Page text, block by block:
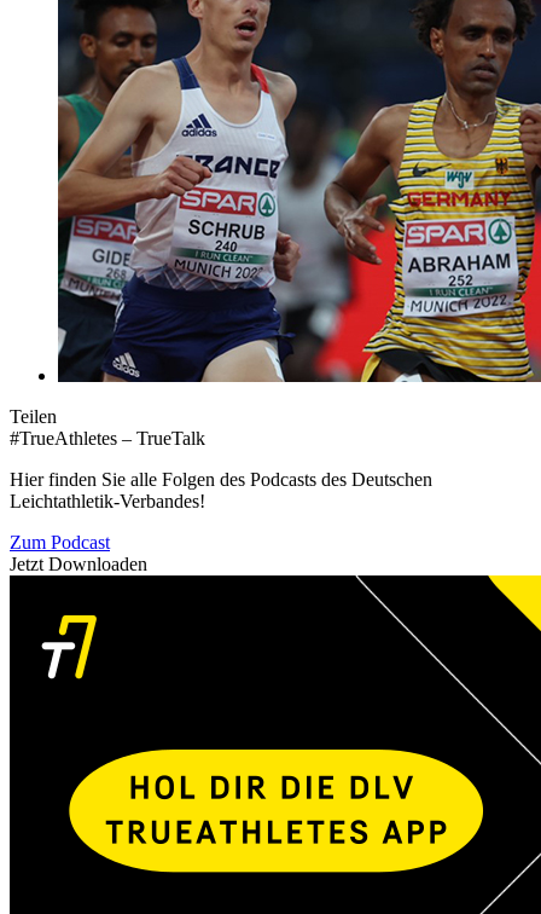
Teilen
#TrueAthletes – TrueTalk
Hier finden Sie alle Folgen des Podcasts des Deutschen
Leichtathletik-Verbandes!
Zum Podcast
Jetzt Downloaden